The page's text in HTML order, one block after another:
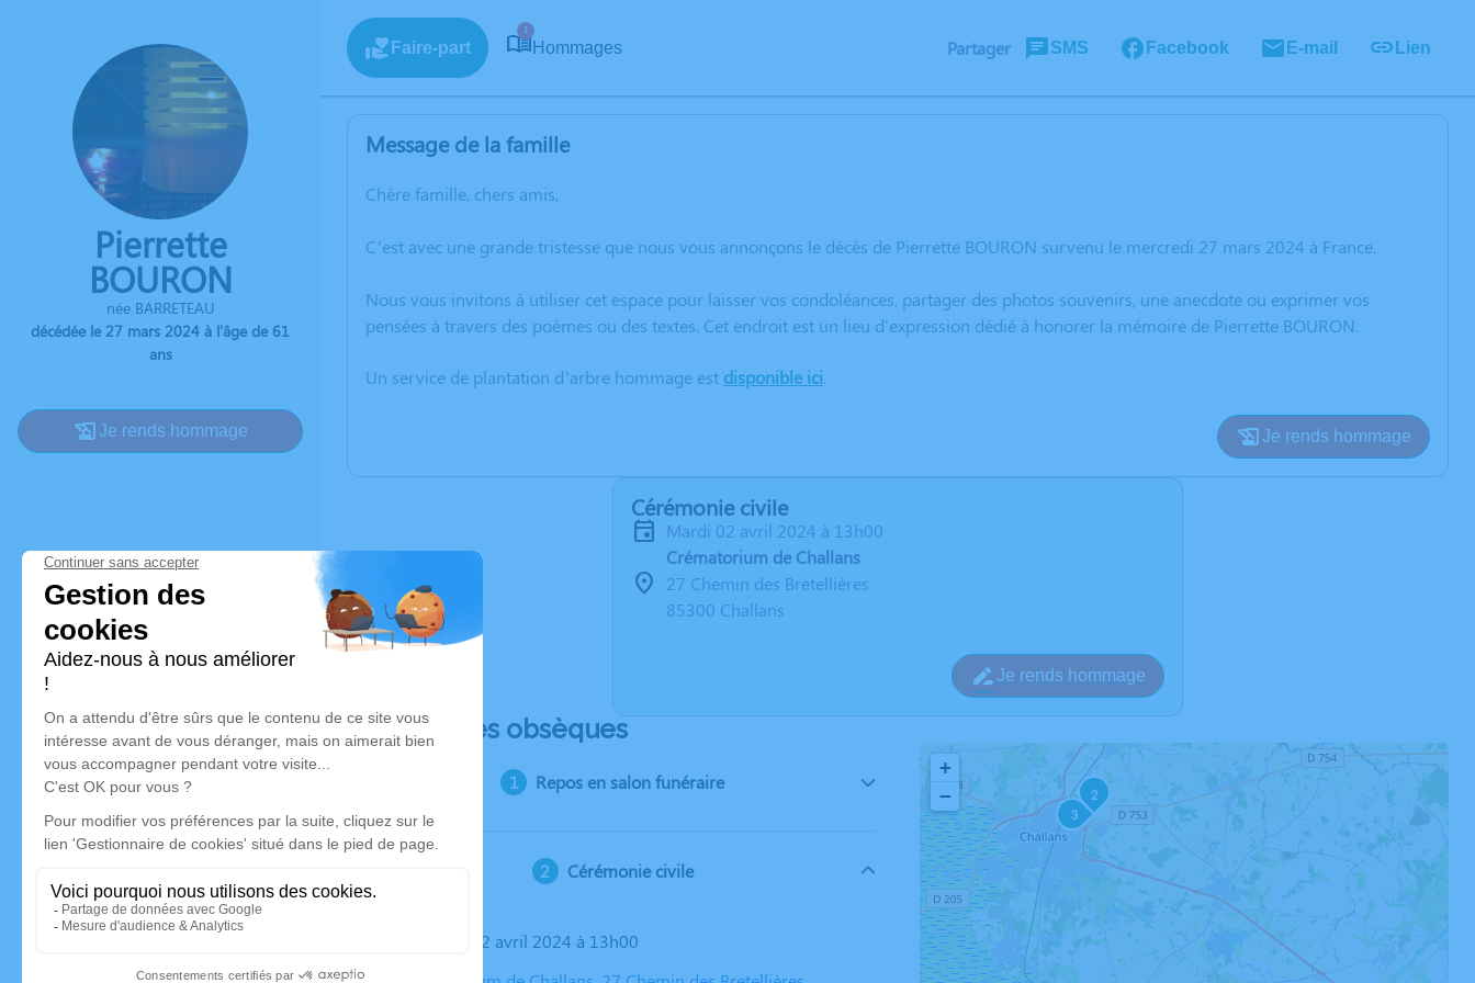
Pierrette
BOURON
née BARRETEAU
décédée le 27 mars 2024 à l'âge de 61
ans
Je rends hommage
Faire-part
1
Hommages Partager SMS Facebook E-mail Lien
Message de la famille
Chère famille, chers amis,
C’est avec une grande tristesse que nous vous annonçons le décès de Pierrette BOURON survenu le mercredi 27 mars 2024 à France.
Nous vous invitons à utiliser cet espace pour laisser vos condoléances, partager des photos souvenirs, une anecdote ou exprimer vos
pensées à travers des poèmes ou des textes. Cet endroit est un lieu d'expression dédié à honorer la mémoire de Pierrette BOURON.
Un service de plantation d’arbre hommage est disponible ici.
Je rends hommage
Cérémonie civile
mardi 02 avril 2024 à 13h00
Crématorium de Challans
27 Chemin des Bretellières
85300 Challans
Je rends hommage
Déroulé des obsèques
Repos en salon funéraire
Cérémonie civile
Le mardi 02 avril 2024 à 13h00
2
3
+
−